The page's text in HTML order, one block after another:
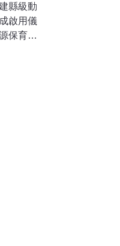
縣級動
啟用儀
保育及
萬
舍收容
萬元，
將持續
寵物焚
、4隻